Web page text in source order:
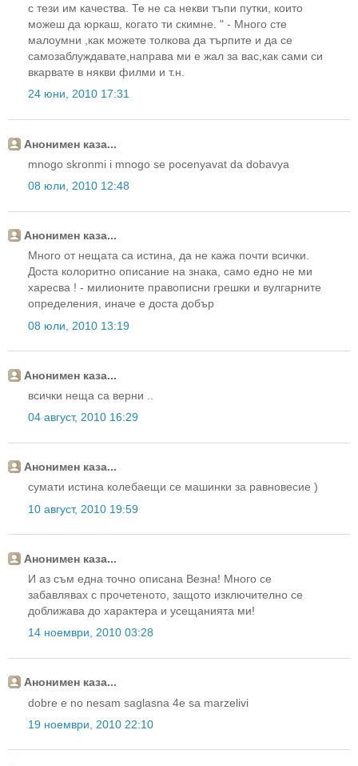
с тези им качества. Те не са некви тъпи путки, които
можеш да юркаш, когато ти скимне. " - Много сте
малоумни ,как можете толкова да търпите и да се
самозаблуждавате,направа ми е жал за вас,как сами си
вкарвате в някви филми и т.н.
24 юни, 2010 17:31
Анонимен каза...
mnogo skronmi i mnogo se pocenyavat da dobavya
08 юли, 2010 12:48
Анонимен каза...
Много от нещата са истина, да не кажа почти всички.
Доста колоритно описание на знака, само едно не ми
харесва ! - милионите правописни грешки и вулгарните
определения, иначе е доста добър
08 юли, 2010 13:19
Анонимен каза...
всички неща са верни ..
04 август, 2010 16:29
Анонимен каза...
сумати истина колебаещи се машинки за равновесие )
10 август, 2010 19:59
Анонимен каза...
И аз съм една точно описана Везна! Много се
забавлявах с прочетеното, защото изключително се
доближава до характера и усещанията ми!
14 ноември, 2010 03:28
Анонимен каза...
dobre e no nesam saglasna 4e sa marzelivi
19 ноември, 2010 22:10